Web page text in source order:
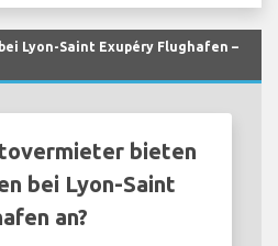
Lyon-Saint Exupéry Flughafen –
bieten
bei Lyon-Saint
an?